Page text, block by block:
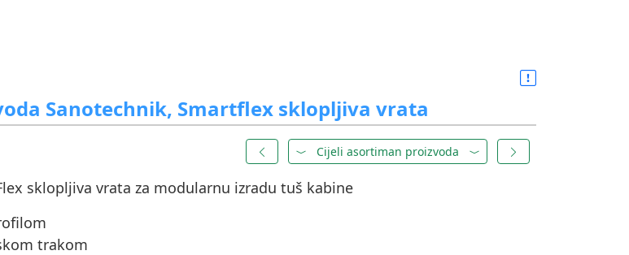
Sanotechnik, Smartflex sklopljiva vrata
Cijeli asortiman proizvoda
sklopljiva vrata za modularnu izradu tuš kabine
trakom